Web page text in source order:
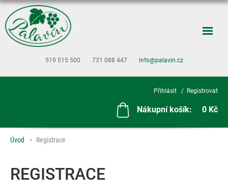
519 515 500 731 088 447 info@palavin.cz
Přihlásit Registrovat
Nákupní košík: 0 Kč
Úvod Registrace
REGISTRACE